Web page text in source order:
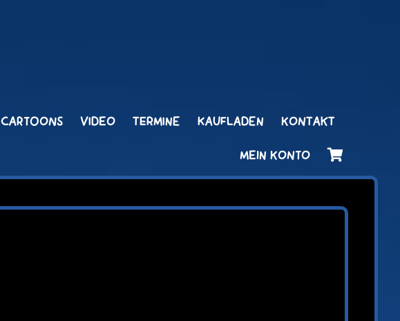
CARTOONS VIDEO TERMINE KAUFLADEN KONTAKT
MEIN KONTO